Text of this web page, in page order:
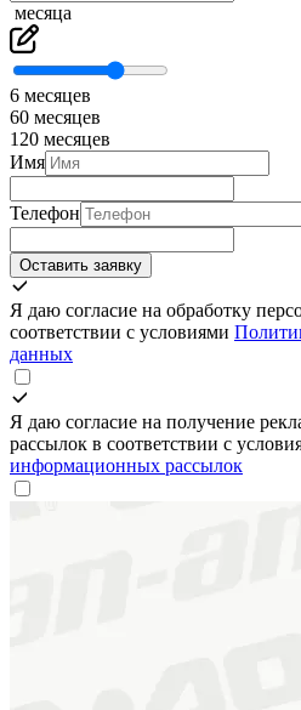
месяца
6 месяцев
60 месяцев
120 месяцев
Имя
Телефон
Оставить заявку
Я даю согласие на обработку
соответствии с условиями
данных
Я даю согласие на получение
рассылок в соответствии с
информационных рассылок